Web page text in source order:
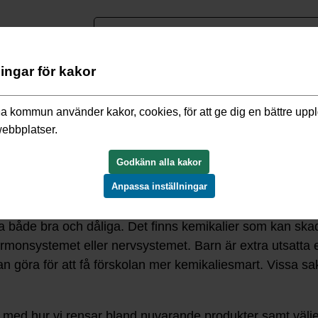
omsorg/Förskolor och familjedaghem/Förskolor i
både bra och dåliga. Det finns kemikalier som kan
eller nervsystemet. Barn är extra utsatta
göra för att få förskolan mer kemikaliesmart. Vissa
för kakor
kommun använder kakor, cookies, för att ge dig en bättre
Godkänn alla kakor
Anpassa inställningar